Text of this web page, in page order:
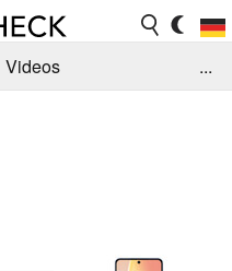
Videos
...